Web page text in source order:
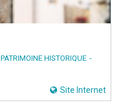
PATRIMOINE HISTORIQUE
Site Internet